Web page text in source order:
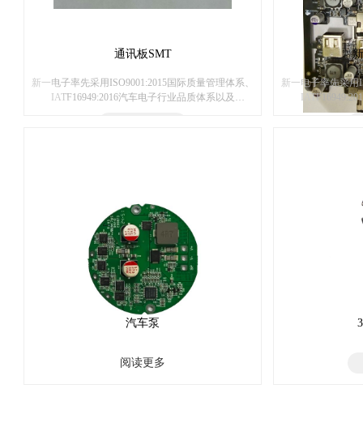
通讯板SMT
新一电子率先采用ISO9001:2015国际质量管理体系、
IATF16949:2016汽车电子行业品质体系以及
新一电子率先采用
ISO13485:2016
汽车泵
阅读更多